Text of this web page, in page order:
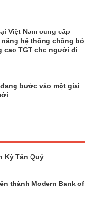
Việt Nam cung cấp
hệ thống chống bó
cao TGT cho người đi
bước vào một giai
Kỳ Tân Quý
thành Modern Bank of